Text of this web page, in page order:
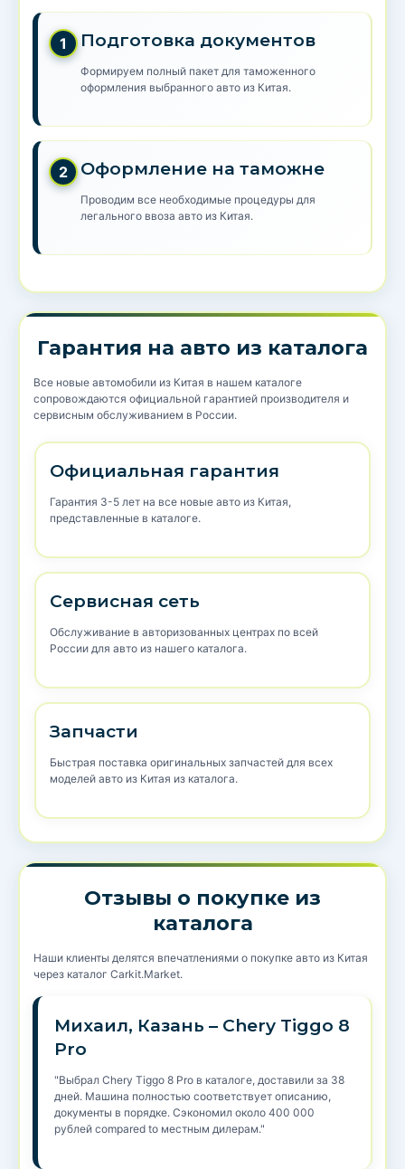
1 Подготовка документов
Формируем полный пакет для таможенного
оформления выбранного авто из Китая.
2 Оформление на таможне
Проводим все необходимые процедуры для
легального ввоза авто из Китая.
Гарантия на авто из каталога
Все новые автомобили из Китая в нашем каталоге
сопровождаются официальной гарантией производителя и
сервисным обслуживанием в России.
Официальная гарантия
Гарантия 3-5 лет на все новые авто из Китая,
представленные в каталоге.
Сервисная сеть
Обслуживание в авторизованных центрах по всей
России для авто из нашего каталога.
Запчасти
Быстрая поставка оригинальных запчастей для всех
моделей авто из Китая из каталога.
Отзывы о покупке из
каталога
Наши клиенты делятся впечатлениями о покупке авто из Китая
через каталог Carkit.Market.
Михаил, Казань – Chery Tiggo 8
Pro
"Выбрал Chery Tiggo 8 Pro в каталоге, доставили за 38
дней. Машина полностью соответствует описанию,
документы в порядке. Сэкономил около 400 000
рублей compared to местным дилерам."